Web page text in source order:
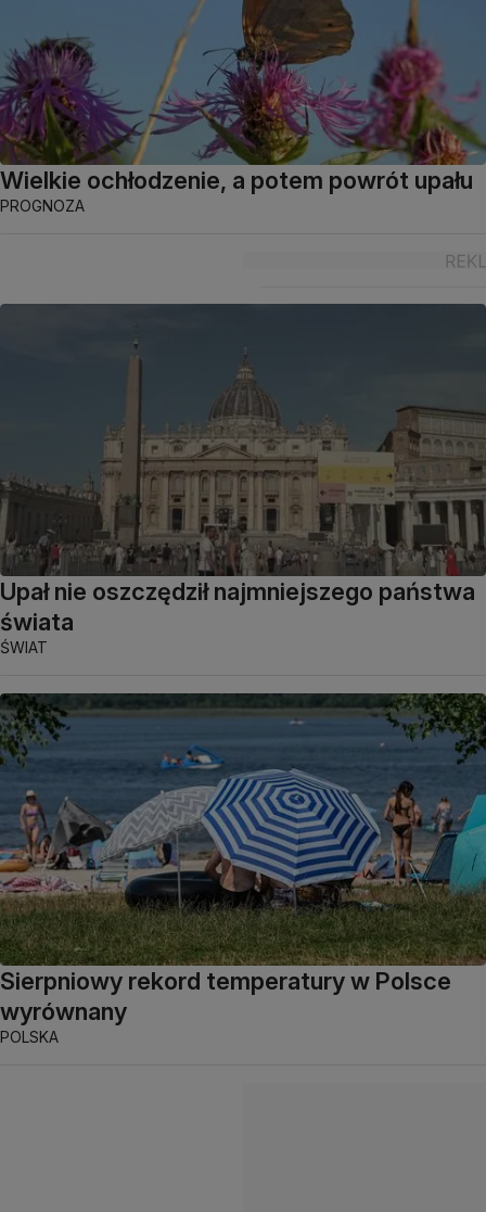
Wielkie ochłodzenie, a potem powrót upału
PROGNOZA
Upał nie oszczędził najmniejszego państwa
świata
ŚWIAT
Sierpniowy rekord temperatury w Polsce
wyrównany
POLSKA